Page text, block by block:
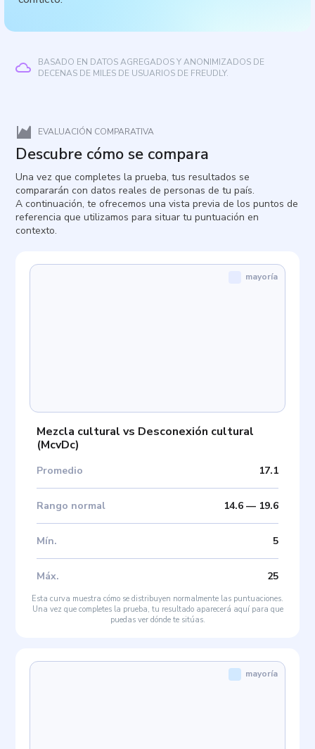
BASADO EN DATOS AGREGADOS Y ANONIMIZADOS DE
DECENAS DE MILES DE USUARIOS DE FREUDLY.
EVALUACIÓN COMPARATIVA
Descubre cómo se compara
Una vez que completes la prueba, tus resultados se
compararán con datos reales de personas de tu país.
A continuación, te ofrecemos una vista previa de los puntos de
referencia que utilizamos para situar tu puntuación en
contexto.
Mezcla cultural vs Desconexión cultural
(McvDc)
Promedio 17.1
Rango normal 14.6— 19.6
Mín. 5
Máx. 25
mayoría
Esta curva muestra cómo se distribuyen normalmente las puntuaciones.
Una vez que completes la prueba, tu resultado aparecerá aquí para que
puedas ver dónde te sitúas.
mayoría